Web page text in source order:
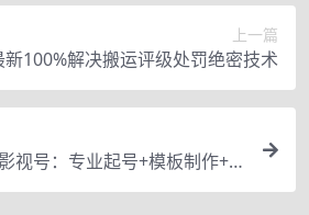
上一篇
100%解决搬运评级处罚绝密技术
视号：专业起号+模板制作+1
工具